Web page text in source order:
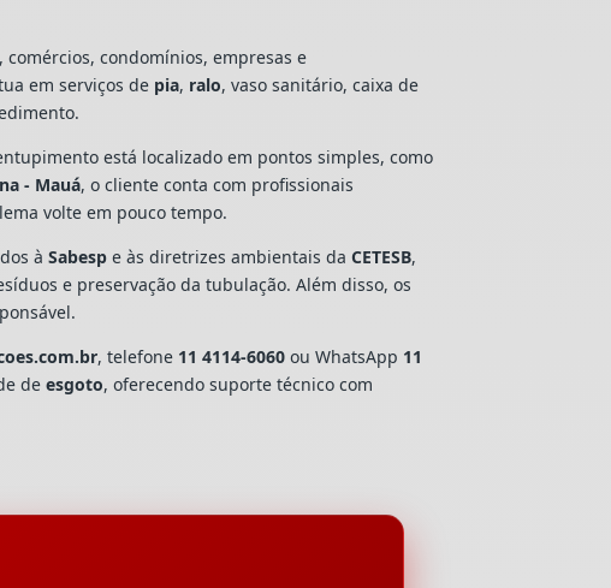
condomínios, empresas e
em serviços de pia, ralo, vaso sanitário, caixa de
está localizado em pontos simples, como
- Mauá, o cliente conta com profissionais
volte em pouco tempo.
àSabesp e às diretrizes ambientais daCETESB,
e preservação da tubulação. Além disso, os
, telefone 11 4114-6060 ou WhatsApp 11
deesgoto, oferecendo suporte técnico com